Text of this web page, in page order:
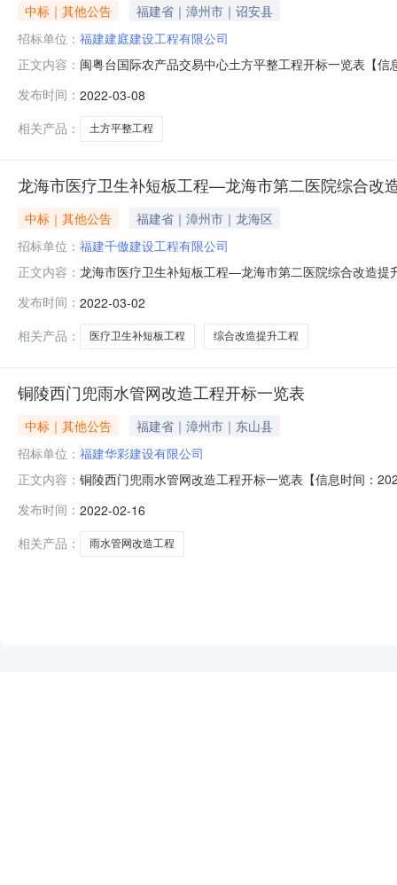
中标｜其他公告
福建省｜漳州市｜诏安县
招标单位： 福建建庭建设工程有限公司
正文内容： 闽粤台国际农产品交易中心土方平整工程开标一览表【
设工程有限公司5106256.03黄德祥、闽
发布时间： 2022-03-08
相关产品：
土方平整工程
龙海市医疗卫生补短板工程—龙海市第二医院综合改
中标｜其他公告
福建省｜漳州市｜龙海区
招标单位： 福建千傲建设工程有限公司
正文内容： 龙海市医疗卫生补短板工程—龙海市第二医院综合改造
2352020202109480国家现行《工程施工质量验收规范
收规
发布时间： 2022-03-02
相关产品：
医疗卫生补短板工程 综合改造提升工程
铜陵西门兜雨水管网改造工程开标一览表
中标｜其他公告
福建省｜漳州市｜东山县
招标单位： 福建华彩建设有限公司
正文内容： 铜陵西门兜雨水管网改造工程开标一览表【信息时间：
建设工程有限公司陈梅芳、闽
发布时间： 2022-02-16
相关产品：
雨水管网改造工程